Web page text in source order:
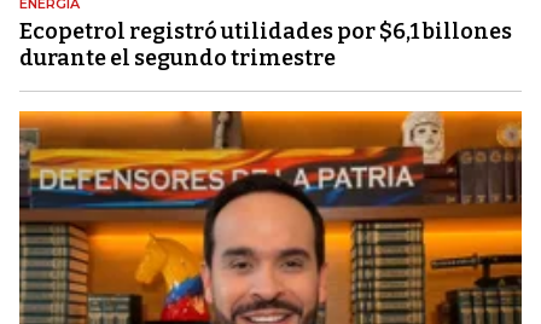
ENERGÍA
Ecopetrol registró utilidades por $6,1 billones
durante el segundo trimestre